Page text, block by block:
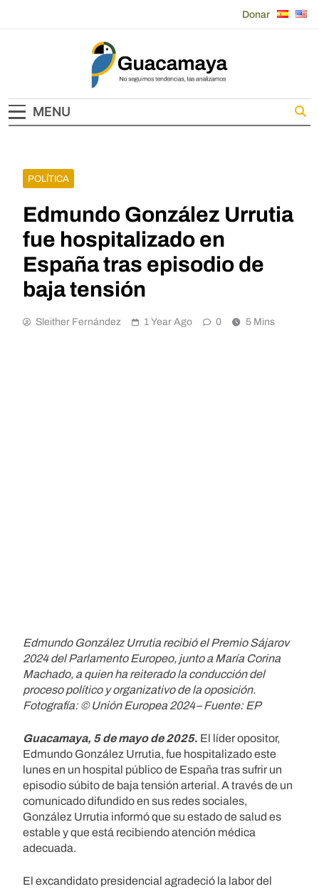
Donar
Guacamaya
MENU
POLÍTICA
Edmundo González Urrutia
fue hospitalizado en
España tras episodio de
baja tensión
Sleither Fernández 1 Year Ago 0 5 Mins
Edmundo González Urrutia recibió el Premio Sájarov
2024 del Parlamento Europeo, junto a María Corina
Machado, a quien ha reiterado la conducción del
proceso político y organizativo de la oposición.
Fotografía: © Unión Europea 2024– Fuente: EP
Guacamaya, 5 de mayo de 2025. El líder opositor,
Edmundo González Urrutia, fue hospitalizado este
lunes en un hospital público de España tras sufrir un
episodio súbito de baja tensión arterial. A través de un
comunicado difundido en sus redes sociales,
González Urrutia informó que su estado de salud es
estable y que está recibiendo atención médica
adecuada.
El excandidato presidencial agradeció la labor del